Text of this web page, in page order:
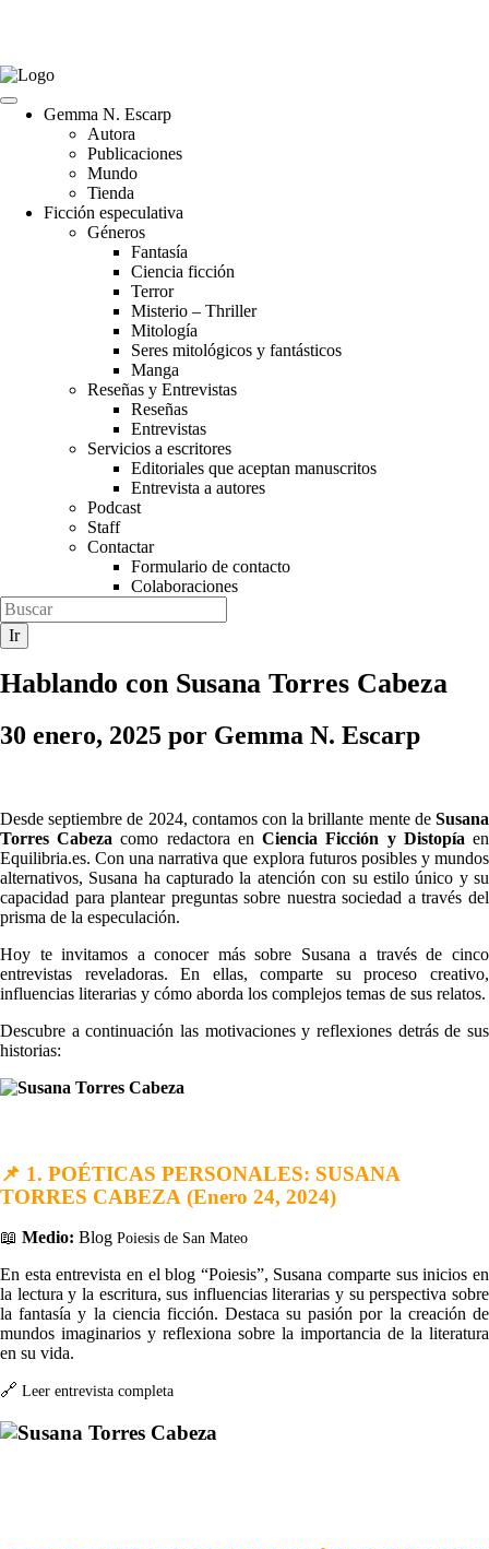
Gemma N. Escarp
Autora
Publicaciones
Mundo
Tienda
Ficción especulativa
Géneros
Fantasía
Ciencia ficción
Terror
Misterio – Thriller
Mitología
Seres mitológicos y fantásticos
Manga
Reseñas y Entrevistas
Reseñas
Entrevistas
Servicios a escritores
Editoriales que aceptan manuscritos
Entrevista a autores
Podcast
Staff
Contactar
Formulario de contacto
Colaboraciones
Hablando con Susana Torres Cabeza
30 enero, 2025 por Gemma N. Escarp
Desde septiembre de 2024, contamos con la brillante mente de Susana
Torres Cabeza como redactora enCiencia Ficción y Distopía en
Equilibria.es. Con una narrativa que explora futuros posibles y mundos
alternativos, Susana ha capturado la atención con su estilo único y su
capacidad para plantear preguntas sobre nuestra sociedad a través del
prisma de la especulación.
Hoy te invitamos a conocer más sobre Susana a través de cinco
entrevistas reveladoras. En ellas, comparte su proceso creativo,
influencias literarias y cómo aborda los complejos temas de sus relatos.
Descubre a continuación las motivaciones y reflexiones detrás de sus
historias:
📌 1. POÉTICAS PERSONALES: SUSANA
TORRES CABEZA (Enero 24, 2024)
📖 Medio: Blog Poiesis de San Mateo
En esta entrevista en el blog “Poiesis”, Susana comparte sus inicios en
la lectura y la escritura, sus influencias literarias y su perspectiva sobre
la fantasía y la ciencia ficción. Destaca su pasión por la creación de
mundos imaginarios y reflexiona sobre la importancia de la literatura
en su vida.
🔗 Leer entrevista completa